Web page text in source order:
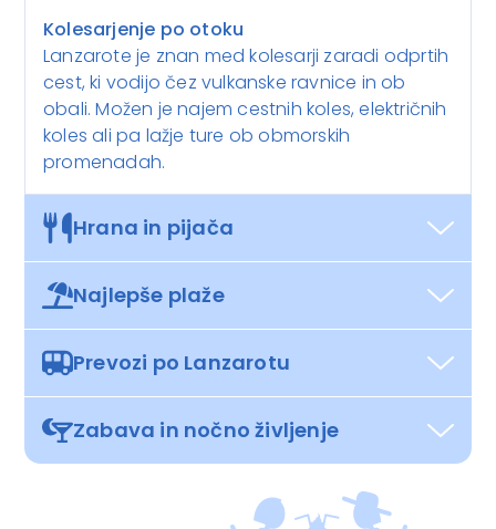
Kolesarjenje po otoku
Lanzarote je znan med kolesarji zaradi odprtih
cest, ki vodijo čez vulkanske ravnice in ob
obali. Možen je najem cestnih koles, električnih
koles ali pa lažje ture ob obmorskih
promenadah.
Hrana in pijača
Najlepše plaže
Prevozi po Lanzarotu
Zabava in nočno življenje